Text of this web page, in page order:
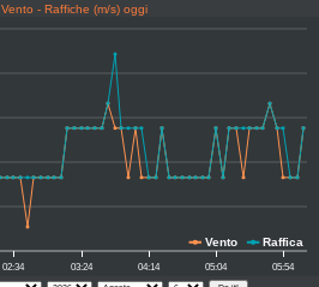
Vento - Raffiche (m/s) oggi